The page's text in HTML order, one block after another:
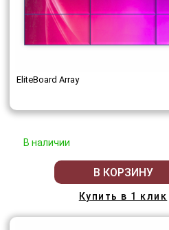
EliteBoard Array
В наличии
В КОРЗИНУ
Купить в 1 клик